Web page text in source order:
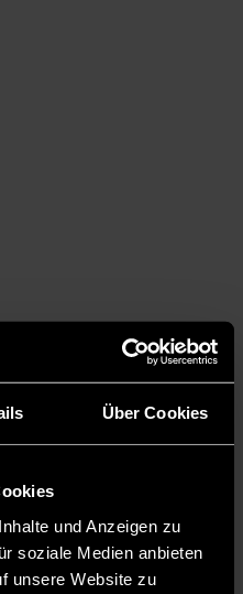
Über Cookies
und Anzeigen zu
soziale Medien anbieten
unsere Website zu
Dark Mode